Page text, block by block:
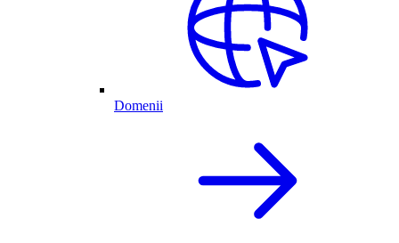
Domenii